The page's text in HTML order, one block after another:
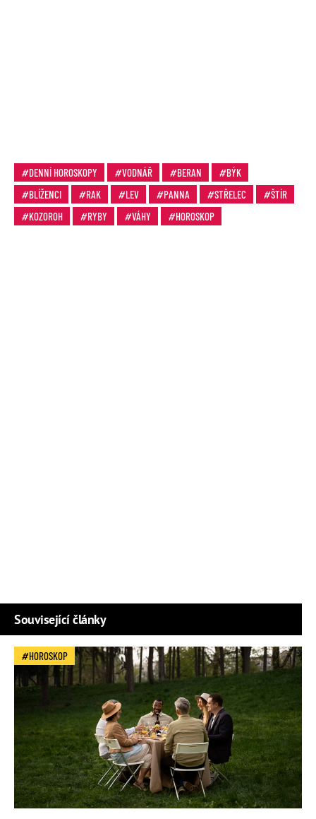
DENNÍ HOROSKOPY VODNÁŘ BERAN
BÝK
BLÍŽENCI
RAK LEV PANNA STŘELEC
ŠTÍR
KOZOROH
RYBY VÁHY HOROSKOP
Související články
HOROSKOP